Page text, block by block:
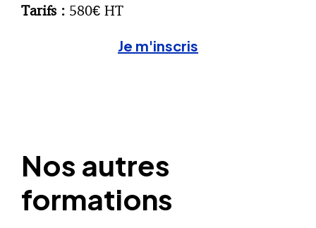
Tarifs : 580€ HT
Je m'inscris
Nos autres
formations